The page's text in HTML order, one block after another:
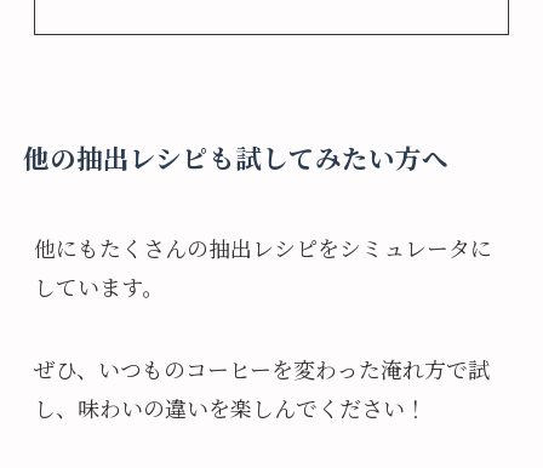
他の抽出レシピも試してみたい方へ
他にもたくさんの抽出レシピをシミュレータに
しています。
ぜひ、いつものコーヒーを変わった淹れ方で試
し、味わいの違いを楽しんでください！